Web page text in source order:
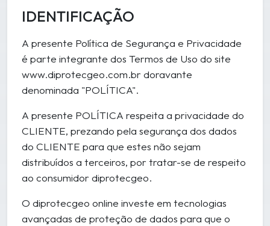
IDENTIFICAÇÃO
A presente Política de Segurança e Privacidade
é parte integrante dos Termos de Uso do site
www.diprotecgeo.com.br doravante
denominada "POLÍTICA".
A presente POLÍTICA respeita a privacidade do
CLIENTE, prezando pela segurança dos dados
do CLIENTE para que estes não sejam
distribuídos a terceiros, por tratar-se de respeito
ao consumidor diprotecgeo.
O diprotecgeo online investe em tecnologias
avançadas de proteção de dados para que o